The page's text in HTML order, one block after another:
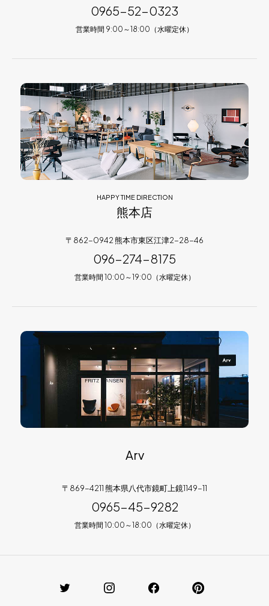
0965-52-0323
営業時間 9:00～18:00（水曜定休）
HAPPY TIME DIRECTION
熊本店
〒862-0942 熊本市東区江津2-28-46
096-274-8175
営業時間 10:00～19:00（水曜定休）
Arv
〒869-4211 熊本県八代市鏡町上鏡1149-11
0965-45-9282
営業時間 10:00～18:00（水曜定休）